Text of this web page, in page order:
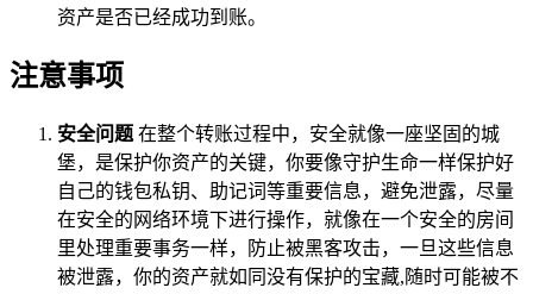
资产是否已经成功到账。
注意事项
安全问题 在整个转账过程中，安全就像一座坚固的城
堡，是保护你资产的关键，你要像守护生命一样保护好
自己的钱包私钥、助记词等重要信息，避免泄露，尽量
在安全的网络环境下进行操作，就像在一个安全的房间
里处理重要事务一样，防止被黑客攻击，一旦这些信息
被泄露，你的资产就如同没有保护的宝藏,随时可能被不